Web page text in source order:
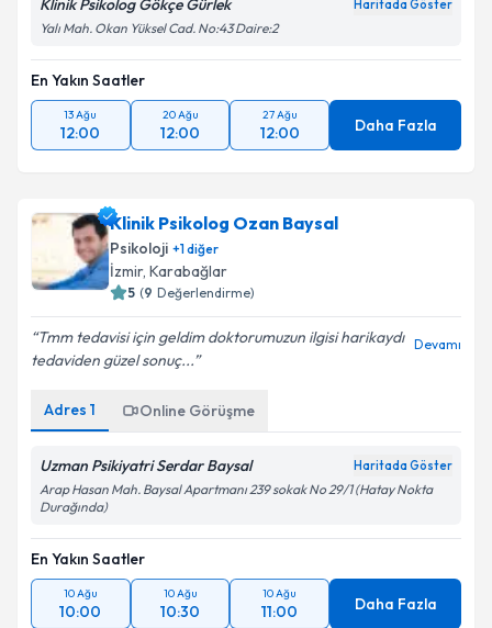
Klinik Psikolog Gökçe Gürlek Haritada Göster
Yalı Mah. Okan Yüksel Cad. No:43 Daire:2
En Yakın Saatler
13 Ağu
12:00
20 Ağu
12:00
27 Ağu
12:00 Daha Fazla
Klinik Psikolog Ozan Baysal
Psikoloji +1diğer
İzmir, Karabağlar
5 (9 Değerlendirme)
Tmm tedavisi için geldim doktorumuzun ilgisi harikaydı
tedaviden güzel sonuç...
Devamı
Adres 1 Online Görüşme
Uzman Psikiyatri Serdar Baysal Haritada Göster
Arap Hasan Mah. Baysal Apartmanı 239 sokak No 29/1 (Hatay Nokta
Durağında)
En Yakın Saatler
10 Ağu
10:00
10 Ağu
10:30
10 Ağu
11:00 Daha Fazla